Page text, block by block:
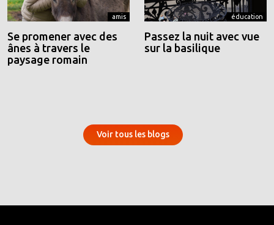
amis
Se promener avec des
ânes à travers le
paysage romain
éducation
Passez la nuit avec vue
sur la basilique
Voir tous les blogs